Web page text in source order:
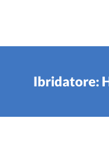
Ibridatore: